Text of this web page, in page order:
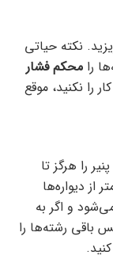
نکته حیاتی
را محکم فشار
را نکنید، موقع
پنیر را هرگز تا
از دیواره‌ها
و اگر به
باقی رشته‌ها را